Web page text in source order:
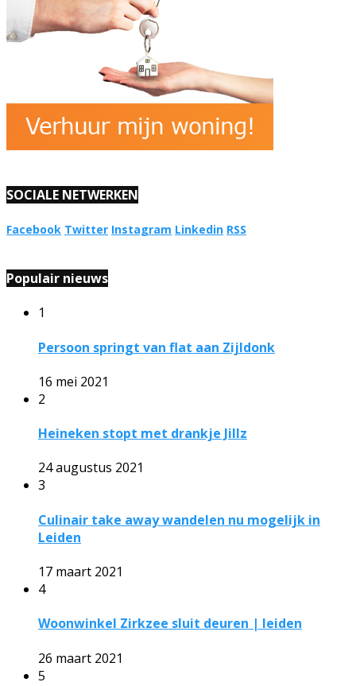
SOCIALE NETWERKEN
Facebook Twitter Instagram Linkedin RSS
Populair nieuws
1
Persoon springt van flat aan Zijldonk
16 mei 2021
2
Heineken stopt met drankje Jillz
24 augustus 2021
3
Culinair take away wandelen nu mogelijk in
Leiden
17 maart 2021
4
Woonwinkel Zirkzee sluit deuren | leiden
26 maart 2021
5